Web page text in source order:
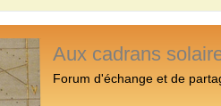
Aux cadrans
Forum d'échange et de